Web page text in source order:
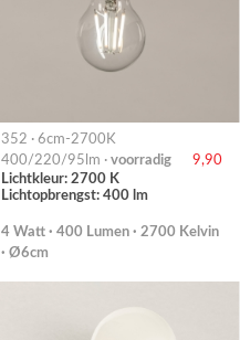
352 · 6cm-2700K
400/220/95lm · voorradig
9,90
Lichtkleur: 2700 K
Lichtopbrengst: 400 lm
4 Watt · 400 Lumen · 2700 Kelvin
· Ø6cm